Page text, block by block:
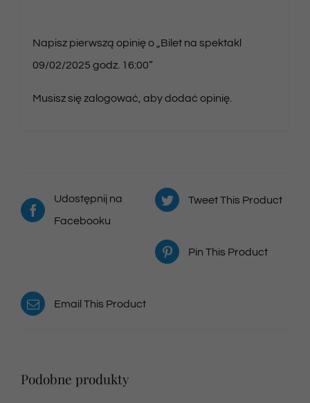
Napisz pierwszą opinię o „Bilet na spektakl
09/02/2025 godz. 16:00”
Musisz sięzalogować , aby dodać opinię.
Udostępnij na
Facebooku
Tweet This Product
Pin This Product
Email This Product
Podobne produkty